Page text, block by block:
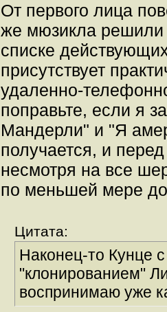
От первого лица
же мюзикла решили
списке
присутствует
удаленно-
поправьте, если я
Мандерли" и "Я
получается, и
несмотря на все
по меньшей мере
Цитата:
Наконец-то Кунце
"клонированием"
воспринимаю уже